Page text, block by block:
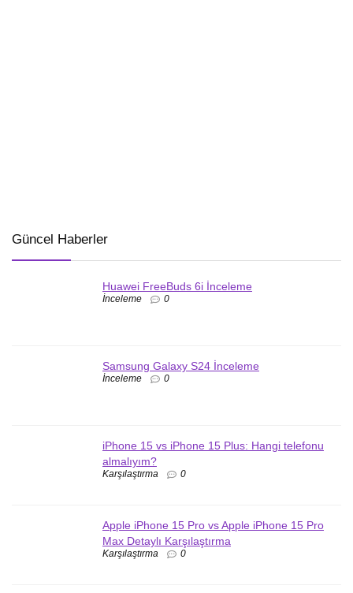
Güncel Haberler
Huawei FreeBuds 6i İnceleme
İnceleme 0
Samsung Galaxy S24 İnceleme
İnceleme 0
iPhone 15 vs iPhone 15 Plus: Hangi telefonu
almalıyım?
Karşılaştırma 0
Apple iPhone 15 Pro vs Apple iPhone 15 Pro
Max Detaylı Karşılaştırma
Karşılaştırma 0